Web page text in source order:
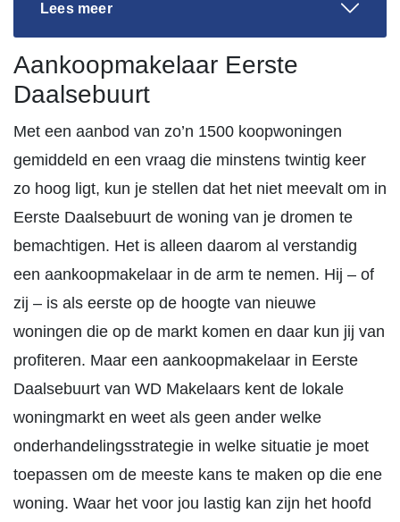
Lees meer
Aankoopmakelaar Eerste
Daalsebuurt
Met een aanbod van zo’n 1500 koopwoningen
gemiddeld en een vraag die minstens twintig keer
zo hoog ligt, kun je stellen dat het niet meevalt om in
Eerste Daalsebuurt de woning van je dromen te
bemachtigen. Het is alleen daarom al verstandig
een aankoopmakelaar in de arm te nemen. Hij – of
zij – is als eerste op de hoogte van nieuwe
woningen die op de markt komen en daar kun jij van
profiteren. Maar een aankoopmakelaar in Eerste
Daalsebuurt van WD Makelaars kent de lokale
woningmarkt en weet als geen ander welke
onderhandelingsstrategie in welke situatie je moet
toepassen om de meeste kans te maken op die ene
woning. Waar het voor jou lastig kan zijn het hoofd